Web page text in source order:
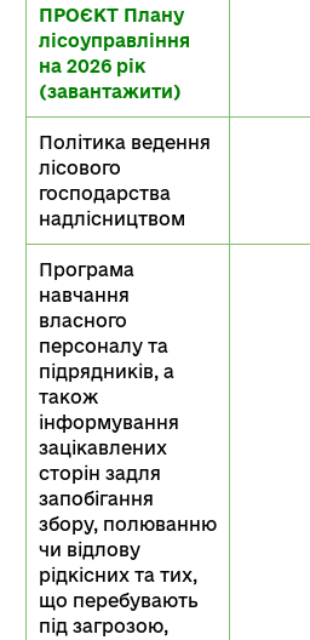
ПРОЄКТ Плану
лісоуправління
на 2026 рік
(завантажити)
Політика ведення
лісового
господарства
надлісництвом
Програма
навчання
власного
персоналу та
підрядників, а
також
інформування
зацікавлених
сторін задля
запобігання
збору, полюванню
чи відлову
рідкісних та тих,
що перебувають
під загрозою,